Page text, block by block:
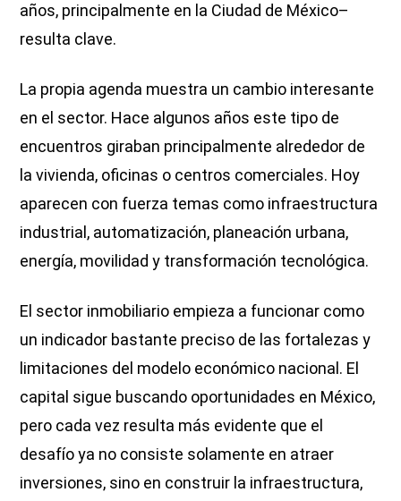
años, principalmente en la Ciudad de México–
resulta clave.
La propia agenda muestra un cambio interesante
en el sector. Hace algunos años este tipo de
encuentros giraban principalmente alrededor de
la vivienda, oficinas o centros comerciales. Hoy
aparecen con fuerza temas como infraestructura
industrial, automatización, planeación urbana,
energía, movilidad y transformación tecnológica.
El sector inmobiliario empieza a funcionar como
un indicador bastante preciso de las fortalezas y
limitaciones del modelo económico nacional. El
capital sigue buscando oportunidades en México,
pero cada vez resulta más evidente que el
desafío ya no consiste solamente en atraer
inversiones, sino en construir la infraestructura,